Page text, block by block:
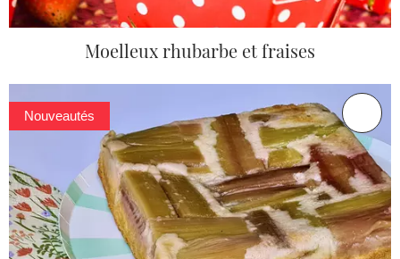
Moelleux rhubarbe et fraises
Nouveautés